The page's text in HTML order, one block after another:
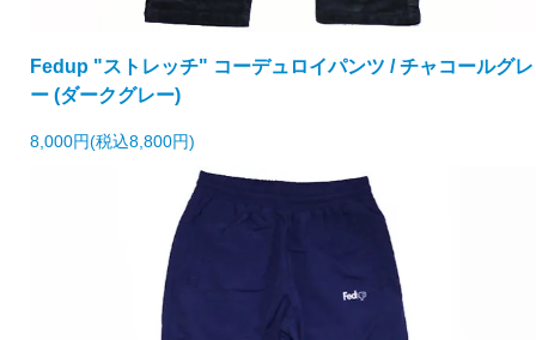
Fedup "ストレッチ" コーデュロイパンツ / チャコールグレ
ー (ダークグレー)
8,000円(税込8,800円)